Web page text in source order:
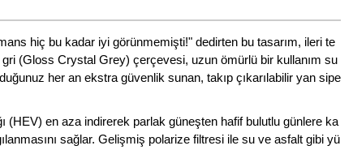
hiç bu kadar iyi görünmemişti!" dedirten bu tasarım, ileri te
(Gloss Crystal Grey) çerçevesi, uzun ömürlü bir kullanım su
her an ekstra güvenlik sunan, takıp çıkarılabilir yan sipe
(HEV) en aza indirerek parlak güneşten hafif bulutlu günlere ka
sağlar. Gelişmiş polarize filtresi ile su ve asfalt gibi yü